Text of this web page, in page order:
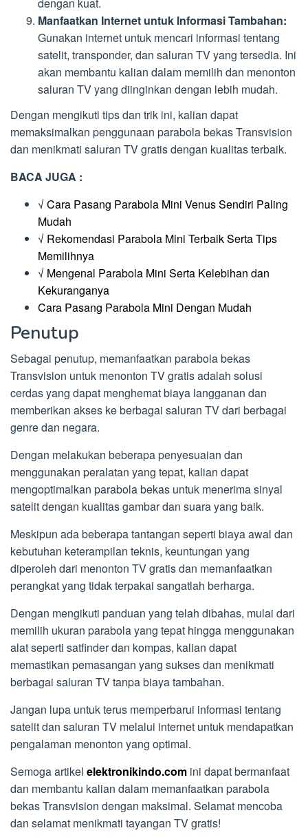
dengan kuat.
Manfaatkan Internet untuk Informasi Tambahan:
Gunakan internet untuk mencari informasi tentang
satelit, transponder, dan saluran TV yang tersedia. Ini
akan membantu kalian dalam memilih dan menonton
saluran TV yang diinginkan dengan lebih mudah.
Dengan mengikuti tips dan trik ini, kalian dapat
memaksimalkan penggunaan parabola bekas Transvision
dan menikmati saluran TV gratis dengan kualitas terbaik.
BACA JUGA :
√ Cara Pasang Parabola Mini Venus Sendiri Paling
Mudah
√ Rekomendasi Parabola Mini Terbaik Serta Tips
Memilihnya
√ Mengenal Parabola Mini Serta Kelebihan dan
Kekuranganya
Cara Pasang Parabola Mini Dengan Mudah
Penutup
Sebagai penutup, memanfaatkan parabola bekas
Transvision untuk menonton TV gratis adalah solusi
cerdas yang dapat menghemat biaya langganan dan
memberikan akses ke berbagai saluran TV dari berbagai
genre dan negara.
Dengan melakukan beberapa penyesuaian dan
menggunakan peralatan yang tepat, kalian dapat
mengoptimalkan parabola bekas untuk menerima sinyal
satelit dengan kualitas gambar dan suara yang baik.
Meskipun ada beberapa tantangan seperti biaya awal dan
kebutuhan keterampilan teknis, keuntungan yang
diperoleh dari menonton TV gratis dan memanfaatkan
perangkat yang tidak terpakai sangatlah berharga.
Dengan mengikuti panduan yang telah dibahas, mulai dari
memilih ukuran parabola yang tepat hingga menggunakan
alat seperti satfinder dan kompas, kalian dapat
memastikan pemasangan yang sukses dan menikmati
berbagai saluran TV tanpa biaya tambahan.
Jangan lupa untuk terus memperbarui informasi tentang
satelit dan saluran TV melalui internet untuk mendapatkan
pengalaman menonton yang optimal.
Semoga artikel elektronikindo.com ini dapat bermanfaat
dan membantu kalian dalam memanfaatkan parabola
bekas Transvision dengan maksimal. Selamat mencoba
dan selamat menikmati tayangan TV gratis!